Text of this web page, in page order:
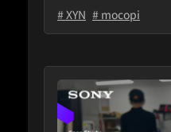
# XYN # mocopi